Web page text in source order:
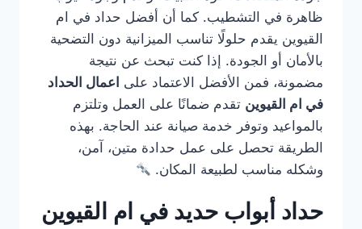
ظاهرة في التشطيب. كما أن أفضل حداد في ام
القيوين يقدم حلولًا تناسب الميزانية دون التضحية
بالأمان أو الجودة. إذا كنت تبحث عن نتيجة
مضمونة، فمن الأفضل الاعتماد على اعمال الحداد
في ام القيوين تقدم ضمانًا على العمل وتلتزم
بالمواعيد وتوفر خدمة صيانة عند الحاجة. بهذه
الطريقة تحصل على عمل حدادة متين، آمن،
وشكله مناسب لطبيعة المكان.
حداد أبواب حديد في ام القيوين